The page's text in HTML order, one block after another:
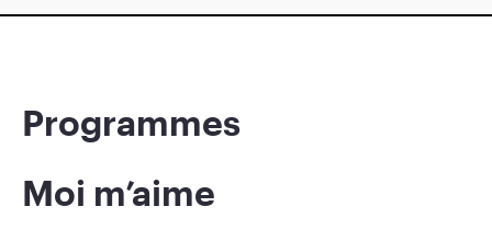
Programmes
Moi m’aime